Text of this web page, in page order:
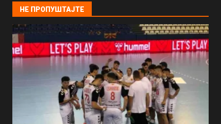
НЕ ПРОПУШТАЈТЕ